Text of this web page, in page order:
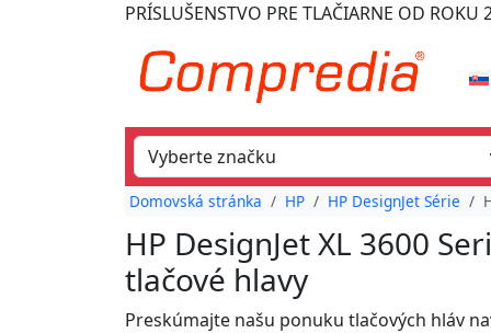
PRÍSLUŠENSTVO PRE TLAČIARNE OD ROKU
Domovská stránka HP HP DesignJet Série
HP DesignJet XL 3600
tlačové hlavy
Preskúmajte našu ponuku tlačových hláv